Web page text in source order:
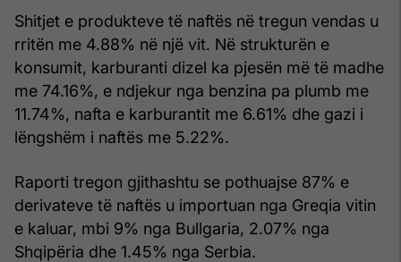
Shitjet e produkteve të naftës në tregun vendas u
rritën me 4.88% në një vit. Në strukturën e
konsumit, karburanti dizel ka pjesën më të madhe
me 74.16%, e ndjekur nga benzina pa plumb me
11.74%, nafta e karburantit me 6.61% dhe gazi i
lëngshëm i naftës me 5.22%.
Raporti tregon gjithashtu se pothuajse 87% e
derivateve të naftës u importuan nga Greqia vitin
e kaluar, mbi 9% nga Bullgaria, 2.07% nga
Shqipëria dhe 1.45% nga Serbia.